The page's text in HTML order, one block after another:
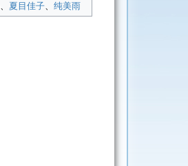
、 夏目佳子、 纯美雨